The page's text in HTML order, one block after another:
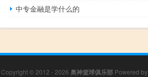
中专金融是学什么的
Copyright © 2012 - 2026 奥神篮球俱乐部Powered by